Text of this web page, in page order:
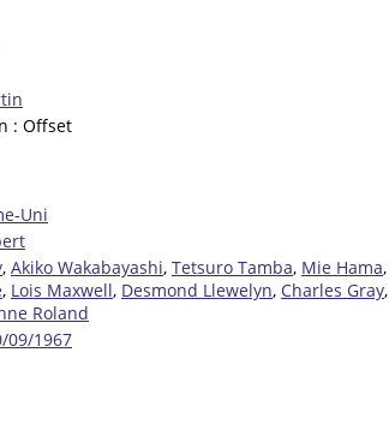
: Offset
Uni
, Akiko Wakabayashi, Tetsuro Tamba, Mie Hama,
, Lois Maxwell, Desmond Llewelyn, Charles Gray,
Roland
09/1967